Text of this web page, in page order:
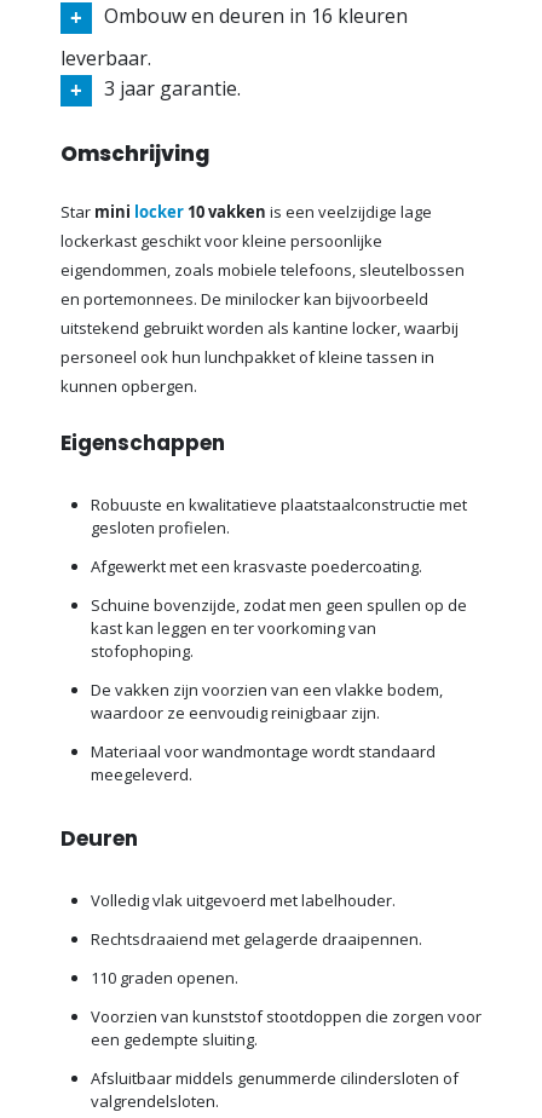
Ombouw en deuren in 16 kleuren
leverbaar.
3 jaar garantie.
Omschrijving
Star mini locker 10 vakken is een veelzijdige lage
lockerkast geschikt voor kleine persoonlijke
eigendommen, zoals mobiele telefoons, sleutelbossen
en portemonnees. De minilocker kan bijvoorbeeld
uitstekend gebruikt worden als kantine locker, waarbij
personeel ook hun lunchpakket of kleine tassen in
kunnen opbergen.
Eigenschappen
Robuuste en kwalitatieve plaatstaalconstructie met
gesloten profielen.
Afgewerkt met een krasvaste poedercoating.
Schuine bovenzijde, zodat men geen spullen op de
kast kan leggen en ter voorkoming van
stofophoping.
De vakken zijn voorzien van een vlakke bodem,
waardoor ze eenvoudig reinigbaar zijn.
Materiaal voor wandmontage wordt standaard
meegeleverd.
Deuren
Volledig vlak uitgevoerd met labelhouder.
Rechtsdraaiend met gelagerde draaipennen.
110 graden openen.
Voorzien van kunststof stootdoppen die zorgen voor
een gedempte sluiting.
Afsluitbaar middels genummerde cilindersloten of
valgrendelsloten.